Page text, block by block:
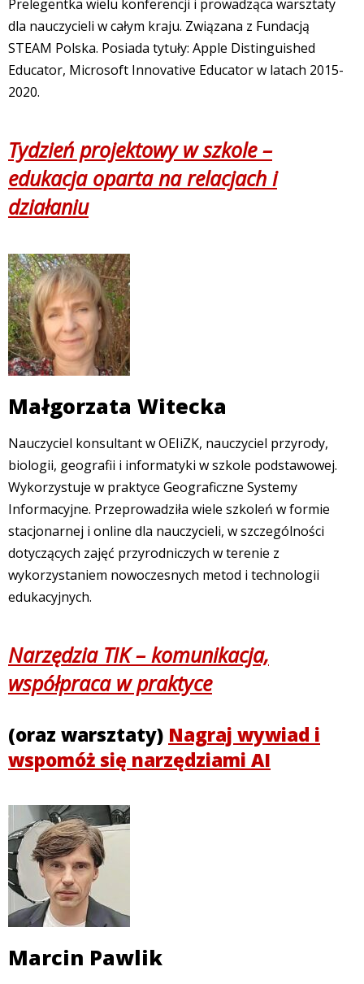
Prelegentka wielu konferencji i prowadząca warsztaty
dla nauczycieli w całym kraju. Związana z Fundacją
STEAM Polska. Posiada tytuły: Apple Distinguished
Educator, Microsoft Innovative Educator w latach 2015-
2020.
Tydzień projektowy w szkole –
edukacja oparta na relacjach i
działaniu
Małgorzata Witecka
Nauczyciel konsultant w OEIiZK, nauczyciel przyrody,
biologii, geografii i informatyki w szkole podstawowej.
Wykorzystuje w praktyce Geograficzne Systemy
Informacyjne. Przeprowadziła wiele szkoleń w formie
stacjonarnej i online dla nauczycieli, w szczególności
dotyczących zajęć przyrodniczych w terenie z
wykorzystaniem nowoczesnych metod i technologii
edukacyjnych.
Narzędzia TIK – komunikacja,
współpraca w praktyce
(oraz warsztaty) Nagraj wywiad i
wspomóż się narzędziami AI
Marcin Pawlik